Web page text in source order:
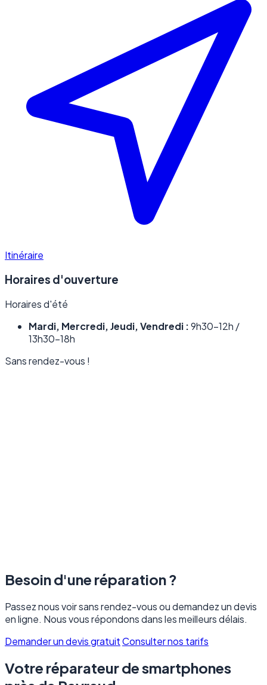
Itinéraire
Horaires d'ouverture
Horaires d'été
Mardi, Mercredi, Jeudi, Vendredi :9h30–12h /
13h30–18h
Sans rendez-vous !
Besoin d'une réparation ?
Passez nous voir sans rendez-vous ou demandez un devis
en ligne. Nous vous répondons dans les meilleurs délais.
Demander un devis gratuitConsulter nos tarifs
Votre réparateur de smartphones